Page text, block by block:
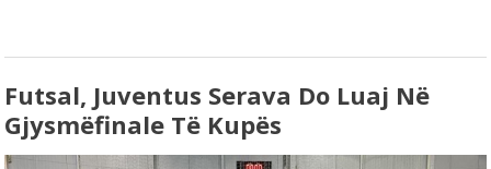
Futsal, Juventus Serava Do Luaj Në
Gjysmëfinale Të Kupës